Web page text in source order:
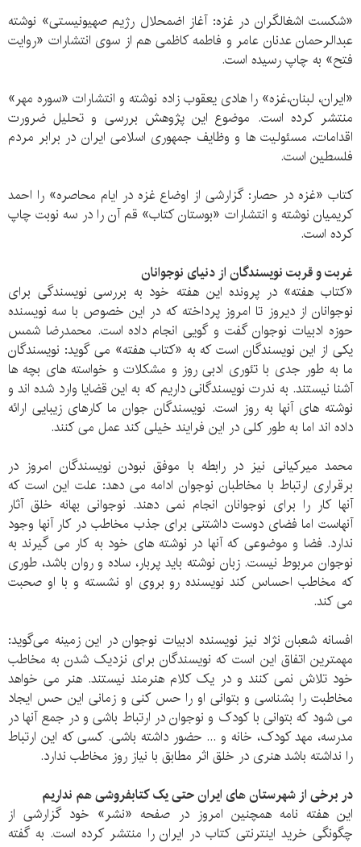
«شکست اشغالگران در غزه: آغاز اضمحلال رژیم صهیونیستی» نوشته
عبدالرحمان عدنان عامر و فاطمه کاظمی هم از سوی انتشارات «روایت
فتح» به چاپ رسیده است.
«ایران، لبنان،غزه» را هادی یعقوب زاده نوشته و انتشارات «سوره مهر»
منتشر کرده است. موضوع این پژوهش بررسی و تحلیل ضرورت
اقدامات، مسئولیت ها و وظایف جمهوری اسلامی ایران در برابر مردم
فلسطین است.
کتاب «غزه در حصار: گزارشی از اوضاع غزه در ایام محاصره» را احمد
کریمیان نوشته و انتشارات «بوستان کتاب» قم آن را در سه نوبت چاپ
کرده است.
غربت و قربت نویسندگان از دنیای نوجوانان
«کتاب هفته» در پرونده این هفته خود به بررسی نویسندگی برای
نوجوانان از دیروز تا امروز پرداخته که در این خصوص با سه نویسنده
حوزه ادبیات نوجوان گفت و گویی انجام داده است. محمدرضا شمس
یکی از این نویسندگان است که به «کتاب هفته» می گوید: نویسندگان
ما به طور جدی با تئوری ادبی روز و مشکلات و خواسته های بچه ها
آشنا نیستند. به ندرت نویسندگانی داریم که به این قضایا وارد شده اند و
نوشته های آنها به روز است. نویسندگان جوان ما کارهای زیبایی ارائه
داده اند اما به طور کلی در این فرایند خیلی کند عمل می کنند.
محمد میرکیانی نیز در رابطه با موفق نبودن نویسندگان امروز در
برقراری ارتباط با مخاطبان نوجوان ادامه می دهد: علت این است که
آنها کار را برای نوجوانان انجام نمی دهند. نوجوانی بهانه خلق آثار
آنهاست اما فضای دوست داشتنی برای جذب مخاطب در کار آنها وجود
ندارد. فضا و موضوعی که آنها در نوشته های خود به کار می گیرند به
نوجوان مربوط نیست. زبان نوشته باید پربار، ساده و روان باشد، طوری
که مخاطب احساس کند نویسنده رو بروی او نشسته و با او صحبت
می کند.
افسانه شعبان نژاد نیز نویسنده ادبیات نوجوان در این زمینه می‌گوید:
مهمترین اتفاق این است که نویسندگان برای نزدیک شدن به مخاطب
خود تلاش نمی کنند و در یک کلام هنرمند نیستند. هنر می خواهد
مخاطبت را بشناسی و بتوانی او را حس کنی و زمانی این حس ایجاد
می شود که بتوانی با کودک و نوجوان در ارتباط باشی و در جمع آنها در
مدرسه، مهد کودک، خانه و ... حضور داشته باشی. کسی که این ارتباط
را نداشته باشد هنری در خلق اثر مطابق با نیاز روز مخاطب ندارد.
در برخی از شهرستان های ایران حتی یک کتابفروشی هم نداریم
این هفته نامه همچنین امروز در صفحه «نشر» خود گزارشی از
چگونگی خرید اینترنتی کتاب در ایران را منتشر کرده است. به گفته